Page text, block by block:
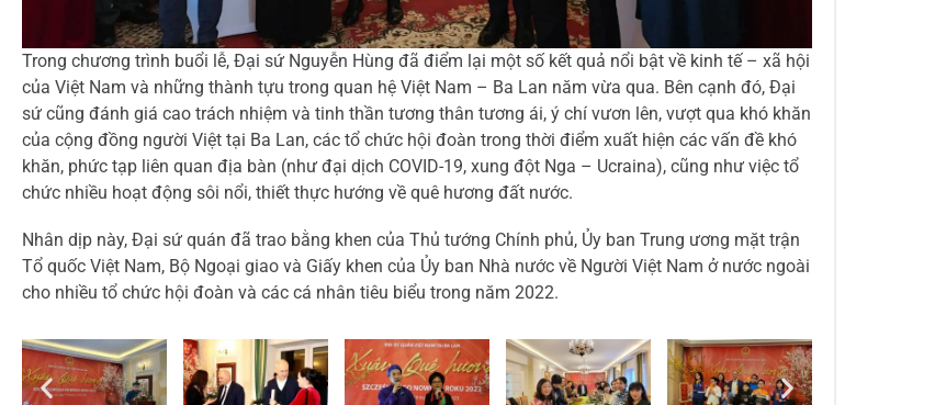
Trong chương trình buổi lễ, Đại sứ Nguyễn Hùng đã điểm lại một số kết quả nổi bật về kinh tế – xã hội
của Việt Nam và những thành tựu trong quan hệ Việt Nam – Ba Lan năm vừa qua. Bên cạnh đó, Đại
sứ cũng đánh giá cao trách nhiệm và tinh thần tương thân tương ái, ý chí vươn lên, vượt qua khó khăn
của cộng đồng người Việt tại Ba Lan, các tổ chức hội đoàn trong thời điểm xuất hiện các vấn đề khó
khăn, phức tạp liên quan địa bàn (như đại dịch COVID-19, xung đột Nga – Ucraina), cũng như việc tổ
chức nhiều hoạt động sôi nổi, thiết thực hướng về quê hương đất nước.
Nhân dịp này, Đại sứ quán đã trao bằng khen của Thủ tướng Chính phủ, Ủy ban Trung ương mặt trận
Tổ quốc Việt Nam, Bộ Ngoại giao và Giấy khen của Ủy ban Nhà nước về Người Việt Nam ở nước ngoài
cho nhiều tổ chức hội đoàn và các cá nhân tiêu biểu trong năm 2022.